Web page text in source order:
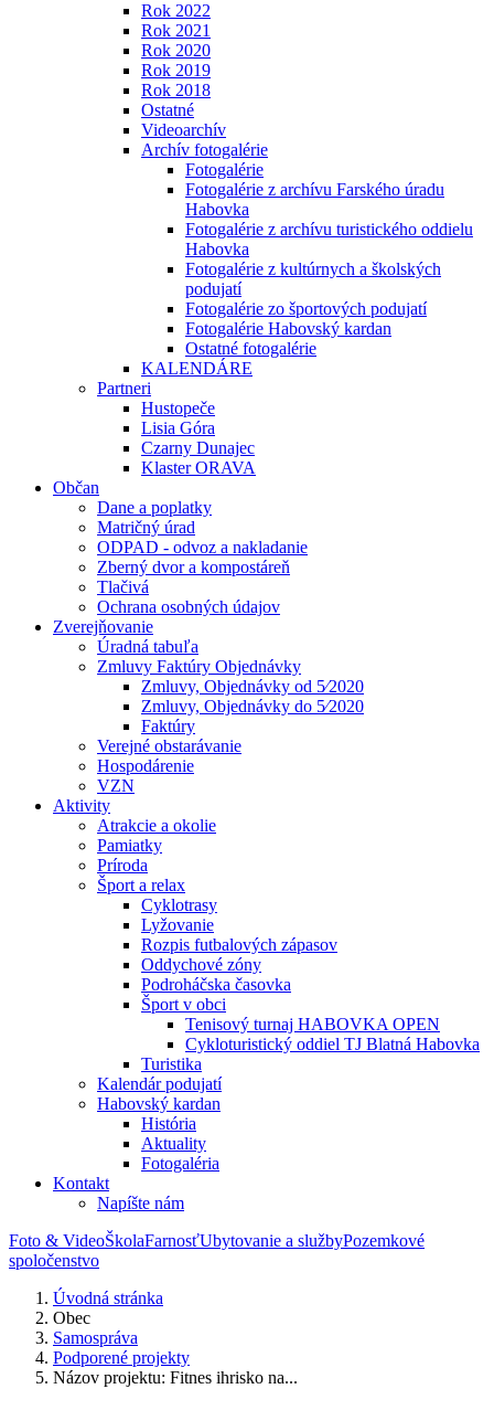
Rok 2022
Rok 2021
Rok 2020
Rok 2019
Rok 2018
Ostatné
Videoarchív
Archív fotogalérie
Fotogalérie
Fotogalérie z archívu Farského úradu
Habovka
Fotogalérie z archívu turistického oddielu
Habovka
Fotogalérie z kultúrnych a školských
podujatí
Fotogalérie zo športových podujatí
Fotogalérie Habovský kardan
Ostatné fotogalérie
KALENDÁRE
Partneri
Hustopeče
Lisia Góra
Czarny Dunajec
Klaster ORAVA
Občan
Dane a poplatky
Matričný úrad
ODPAD - odvoz a nakladanie
Zberný dvor a kompostáreň
Tlačivá
Ochrana osobných údajov
Zverejňovanie
Úradná tabuľa
Zmluvy Faktúry Objednávky
Zmluvy, Objednávky od 5⁄2020
Zmluvy, Objednávky do 5⁄2020
Faktúry
Verejné obstarávanie
Hospodárenie
VZN
Aktivity
Atrakcie a okolie
Pamiatky
Príroda
Šport a relax
Cyklotrasy
Lyžovanie
Rozpis futbalových zápasov
Oddychové zóny
Podroháčska časovka
Šport v obci
Tenisový turnaj HABOVKA OPEN
Cykloturistický oddiel TJ Blatná Habovka
Turistika
Kalendár podujatí
Habovský kardan
História
Aktuality
Fotogaléria
Kontakt
Napíšte nám
Foto & VideoŠkolaFarnosťUbytovanie a službyPozemkové
spoločenstvo
Úvodná stránka
Obec
Samospráva
Podporené projekty
Názov projektu: Fitnes ihrisko na...